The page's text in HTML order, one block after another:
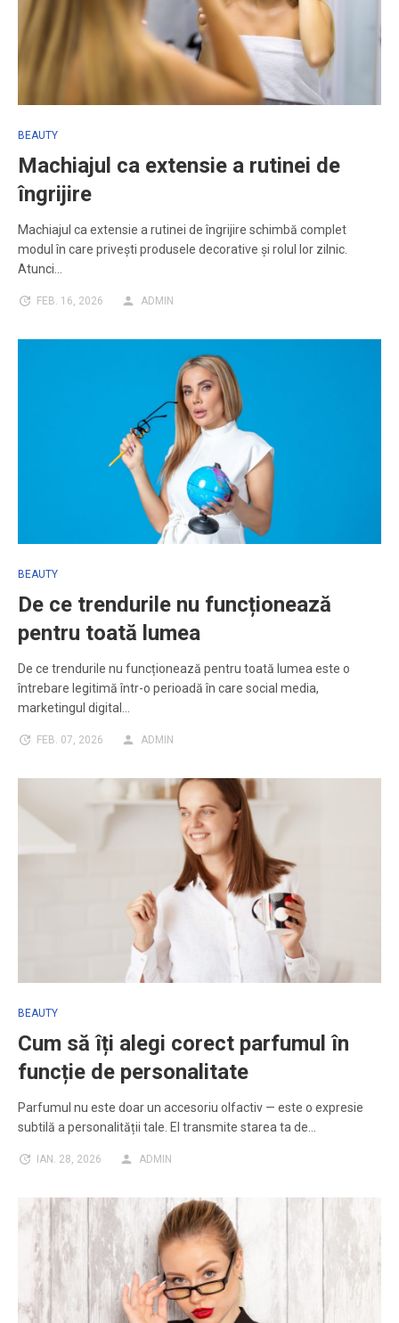
BEAUTY
Machiajul ca extensie a rutinei de
îngrijire
Machiajul ca extensie a rutinei de îngrijire schimbă complet
modul în care privești produsele decorative și rolul lor zilnic.
Atunci…
FEB. 16, 2026 ADMIN
BEAUTY
De ce trendurile nu funcționează
pentru toată lumea
De ce trendurile nu funcționează pentru toată lumea este o
întrebare legitimă într-o perioadă în care social media,
marketingul digital…
FEB. 07, 2026 ADMIN
BEAUTY
Cum să îți alegi corect parfumul în
funcție de personalitate
Parfumul nu este doar un accesoriu olfactiv — este o expresie
subtilă a personalității tale. El transmite starea ta de…
IAN. 28, 2026 ADMIN